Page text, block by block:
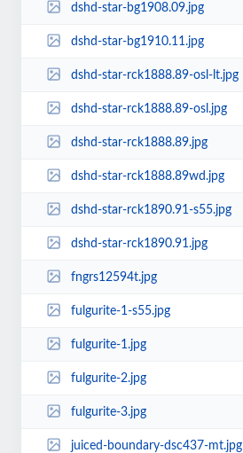
dshd-star-bg1908.09.jpg
dshd-star-bg1910.11.jpg
dshd-star-rck1888.89-osl-lt.jpg
dshd-star-rck1888.89-osl.jpg
dshd-star-rck1888.89.jpg
dshd-star-rck1888.89wd.jpg
dshd-star-rck1890.91-s55.jpg
dshd-star-rck1890.91.jpg
fngrs12594t.jpg
fulgurite-1-s55.jpg
fulgurite-1.jpg
fulgurite-2.jpg
fulgurite-3.jpg
juiced-boundary-dsc437-mt.jpg